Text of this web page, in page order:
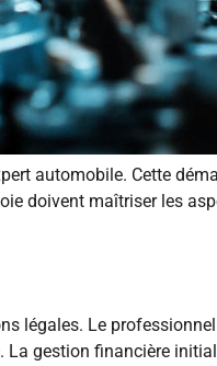
automobile. Cette
doivent maîtriser les
légales. Le
gestion financière